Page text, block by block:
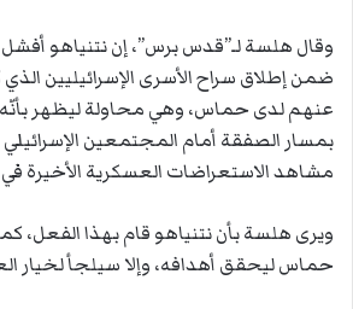
وقال هلسة لـ”قدس برس”، إن نتنياهو
ضمن إطلاق سراح الأسرى الإسرائيليين الذي
عنهم لدى حماس، وهي محاولة ليظهر
بمسار الصفقة أمام المجتمعين
مشاهد الاستعراضات العسكرية الأخيرة
ويرى هلسة بأن نتنياهو قام بهذا الفعل،
حماس ليحقق أهدافه، وإلا سيلجأ لخيار